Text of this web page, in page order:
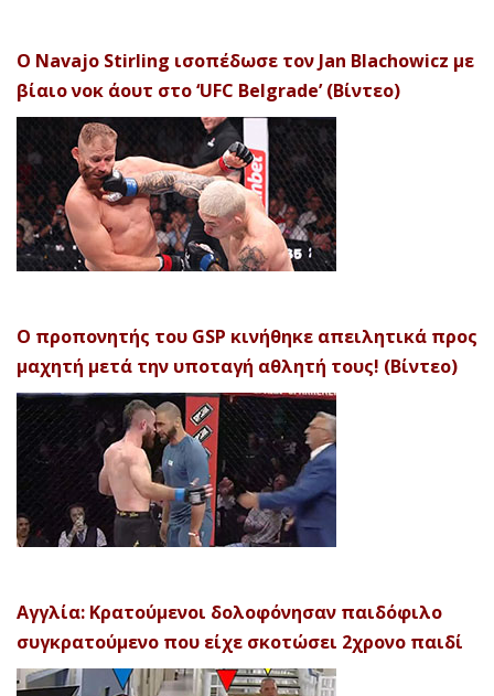
Ο Navajo Stirling ισοπέδωσε τον Jan Blachowicz με
βίαιο νοκ άουτ στο ‘UFC Belgrade’ (Βίντεο)
Ο προπονητής του GSP κινήθηκε απειλητικά προς
μαχητή μετά την υποταγή αθλητή τους! (Βίντεο)
Αγγλία: Κρατούμενοι δολοφόνησαν παιδόφιλο
συγκρατούμενο που είχε σκοτώσει 2χρονο παιδί